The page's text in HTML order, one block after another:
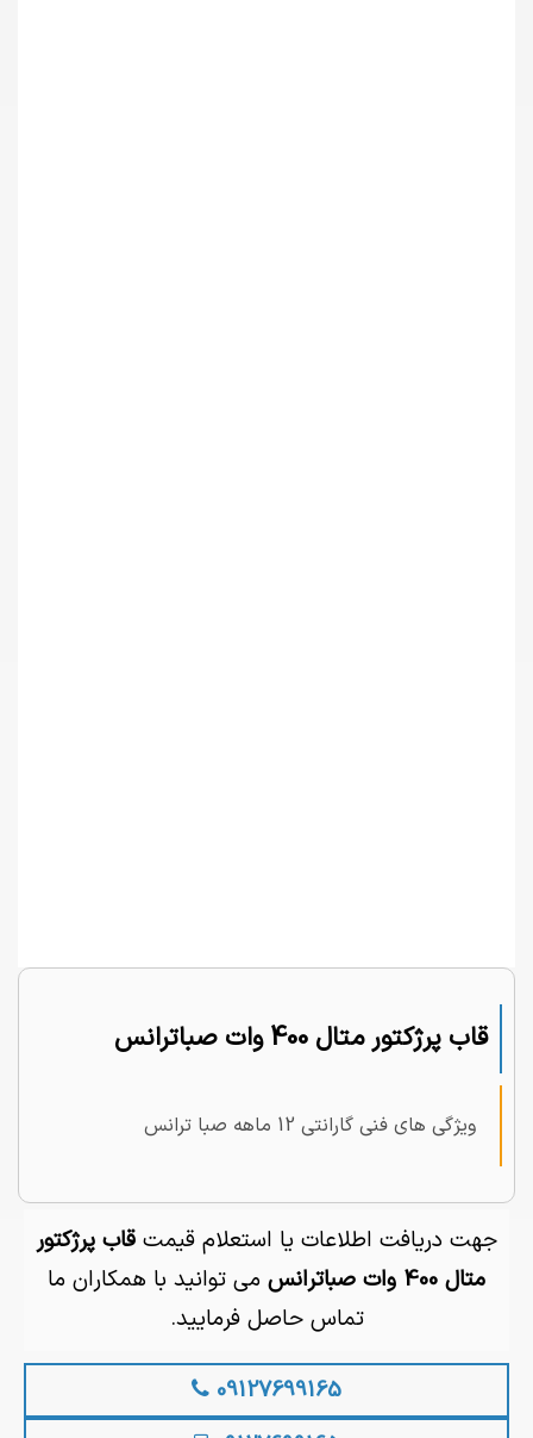
قاب پرژکتور متال 400 وات صباترانس
ویژگی های فنی گارانتی 12 ماهه صبا ترانس
جهت دریافت اطلاعات یا استعلام قیمت قاب پرژکتور
متال 400 وات صباترانس
می توانید با همکاران ما
تماس حاصل فرمایید.
09127699165